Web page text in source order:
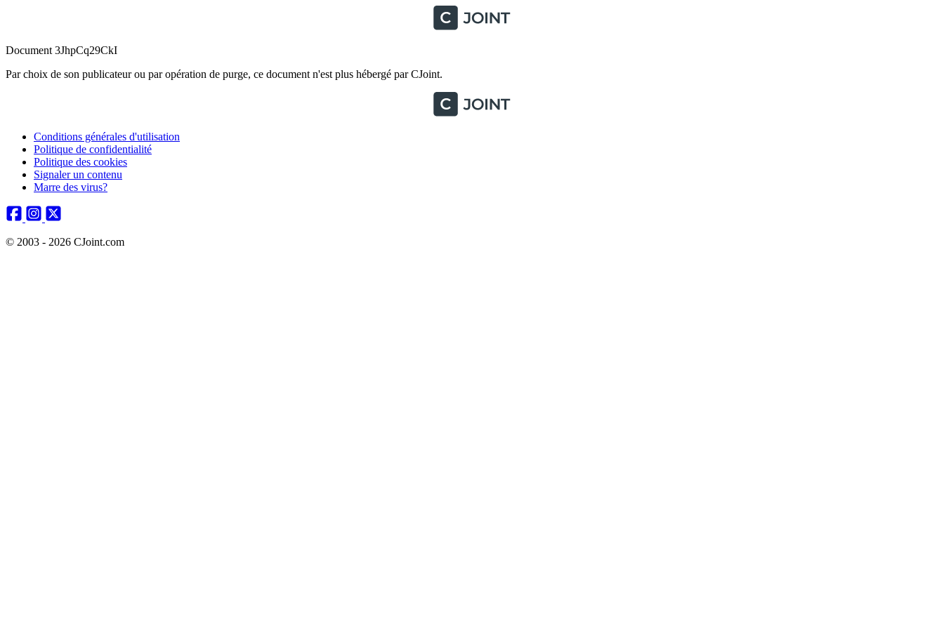
Document 3JhpCq29CkI
Par choix de son publicateur ou par opération de purge, ce document n'est plus hébergé par CJoint.
Conditions générales d'utilisation
Politique de confidentialité
Politique des cookies
Signaler un contenu
Marre des virus?
© 2003 - 2026 CJoint.com